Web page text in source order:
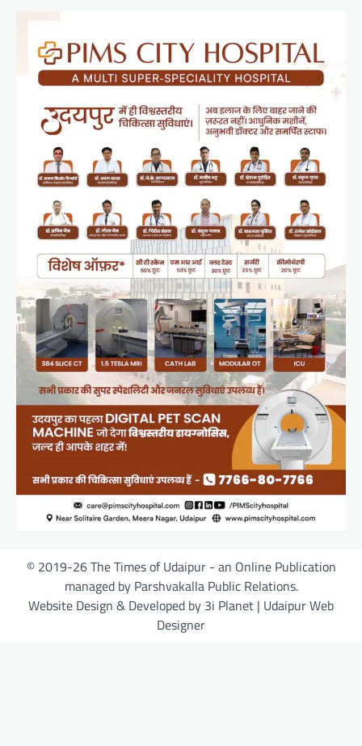
© 2019-26 The Times of Udaipur - an Online Publication
managed by Parshvakalla Public Relations.
Website Design & Developed by 3i Planet | Udaipur Web
Designer